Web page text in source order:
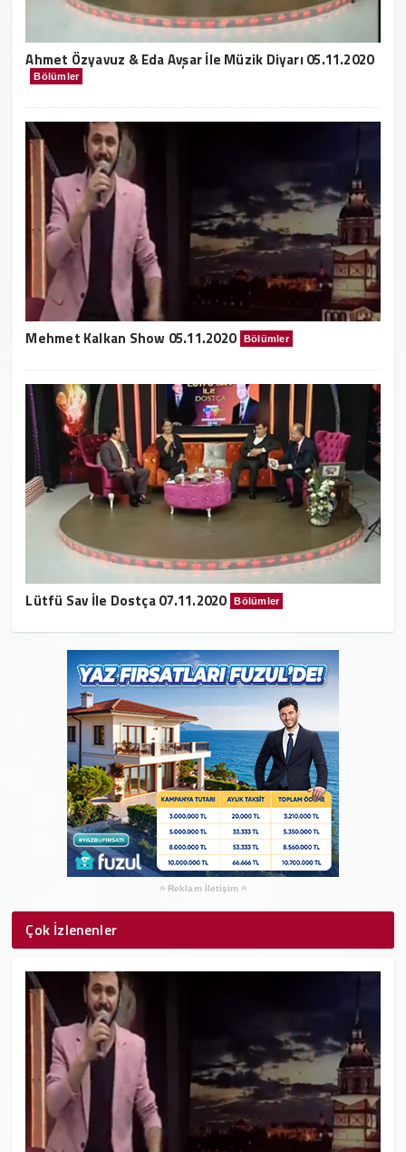
Ahmet Özyavuz & Eda Avşar İle Müzik Diyarı 05.11.2020
Bölümler
Mehmet Kalkan Show 05.11.2020 Bölümler
Lütfü Sav İle Dostça 07.11.2020 Bölümler
Reklam İletişim
Çok İzlenenler